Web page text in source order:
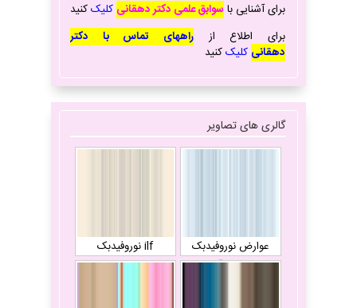
برای آشنایی با سوابق علمی دکتر دهقانی کلیککنید
برای اطلاع از
راههای تماس با دکتر
دهقانی کلیککنید
گالری های تصاویر
عوارض نوروفیدبک
چیست
ilf نوروفیدبک